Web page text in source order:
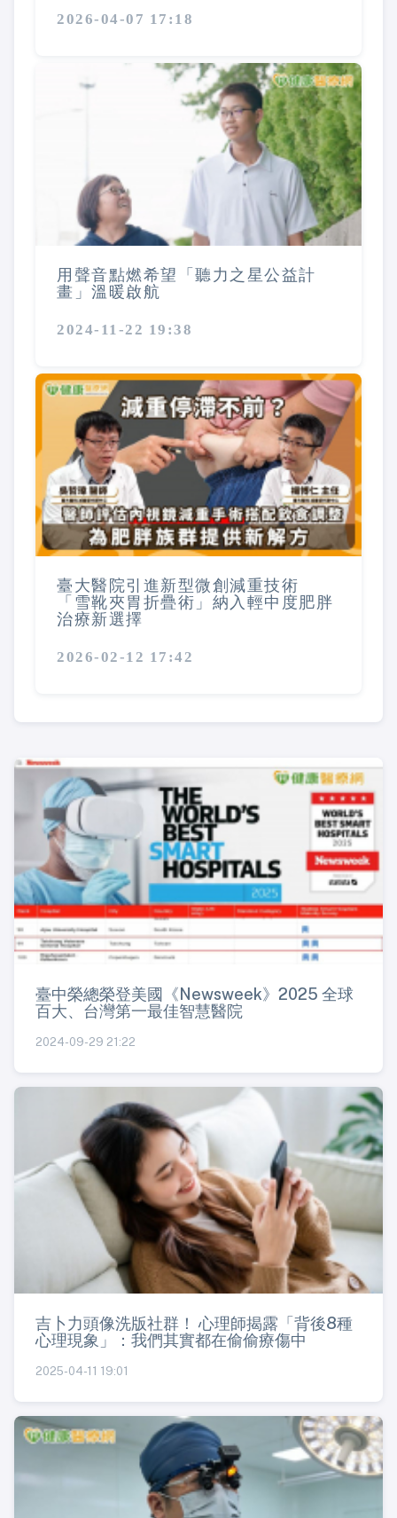
2026-04-07 17:18
用聲音點燃希望「聽力之星公益計
畫」溫暖啟航
2024-11-22 19:38
臺大醫院引進新型微創減重技術
「雪靴夾胃折疊術」納入輕中度肥胖
治療新選擇
2026-02-12 17:42
臺中榮總榮登美國《Newsweek》2025 全球
百大、台灣第一最佳智慧醫院
2024-09-29 21:22
吉卜力頭像洗版社群！ 心理師揭露「背後8種
心理現象」：我們其實都在偷偷療傷中
2025-04-11 19:01